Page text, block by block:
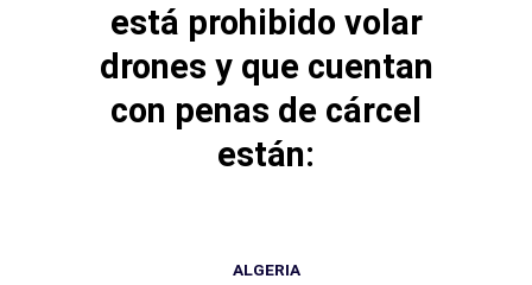
está prohibido volar
drones y que cuentan
con penas de cárcel
están:
ALGERIA